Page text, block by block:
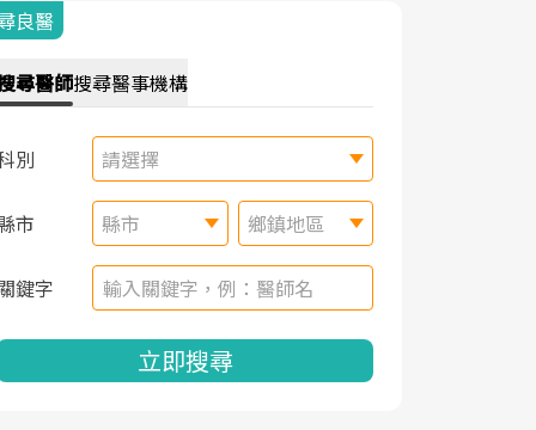
良醫
尋醫師搜尋醫事機構
別 請選擇
市 縣市 鄉鎮地區
鍵字
立即搜尋